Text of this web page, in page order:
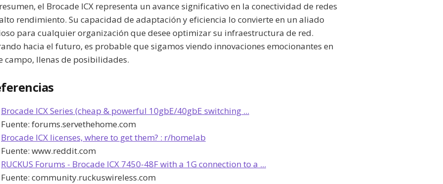
el Brocade ICX representa un avance significativo en la conectividad de redes
rendimiento. Su capacidad de adaptación y eficiencia lo convierte en un aliado
para cualquier organización que desee optimizar su infraestructura de red.
hacia el futuro, es probable que sigamos viendo innovaciones emocionantes en
campo, llenas de posibilidades.
Brocade ICX Series (cheap & powerful 10gbE/40gbE switching ...
Fuente: forums.servethehome.com
Brocade ICX licenses, where to get them? : r/homelab
Fuente: www.reddit.com
RUCKUS Forums - Brocade ICX 7450-48F with a 1G connection to a ...
Fuente: community.ruckuswireless.com